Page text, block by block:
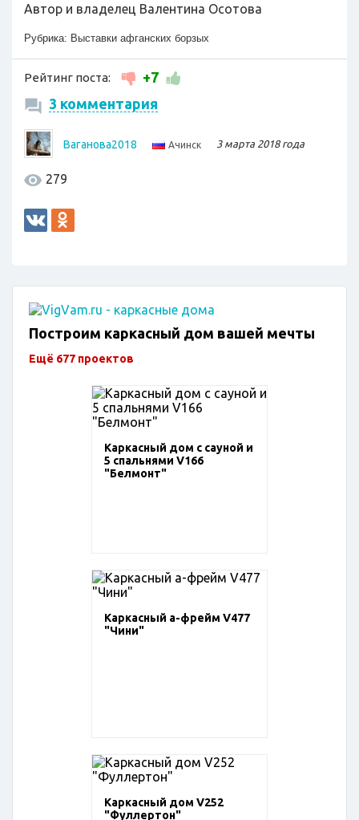
Автор и владелец Валентина Осотова
Рубрика: Выставки афганских борзых
Рейтинг поста:
+7
3 комментария
Ваганова2018 Ачинск 3 марта 2018 года
279
Построим каркасный дом вашей мечты
Ещё 677 проектов
Каркасный дом с сауной и
5 спальнями V166
"Белмонт"
Каркасный а-фрейм V477
"Чини"
Каркасный дом V252
"Фуллертон"